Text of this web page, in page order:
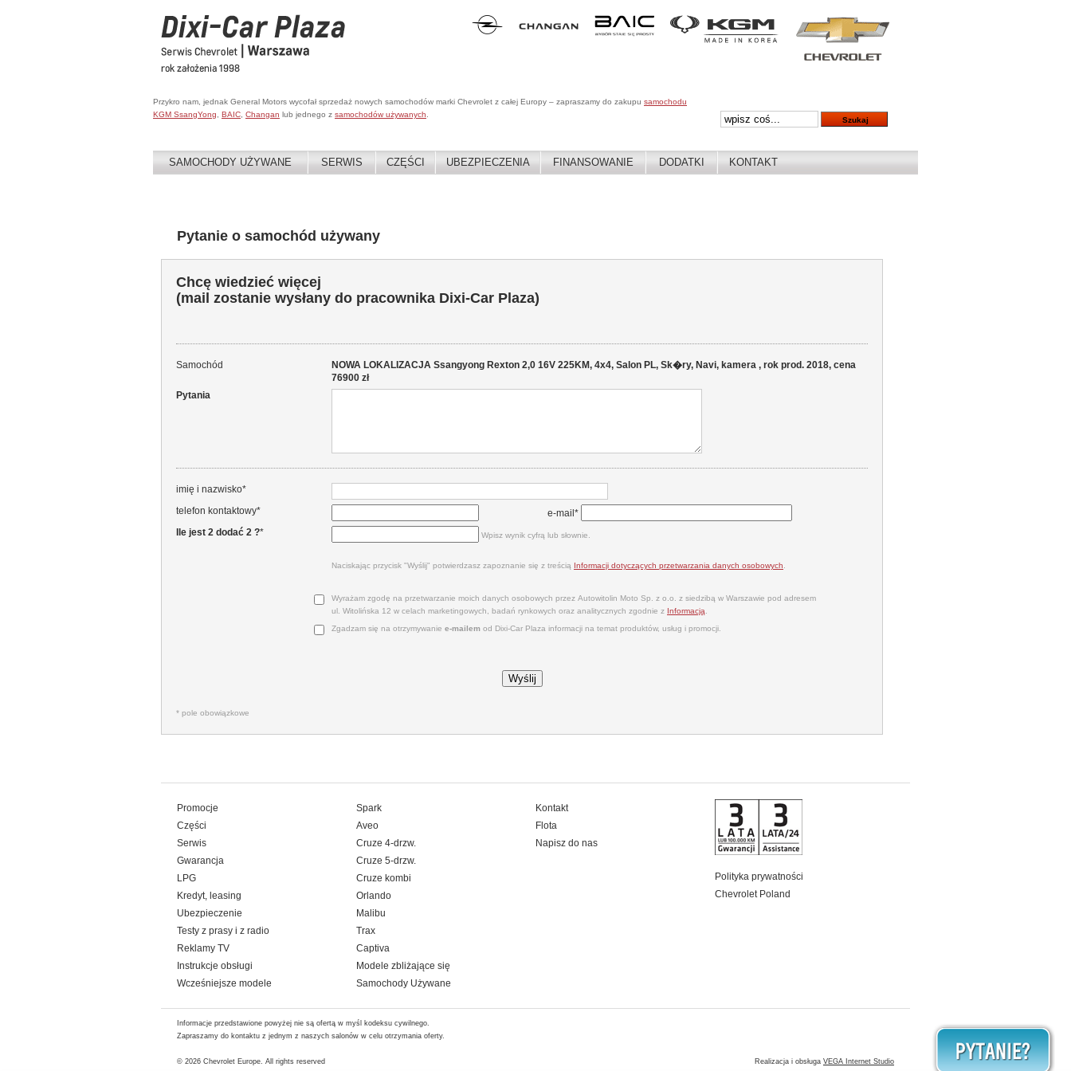
Przykro nam, jednak General Motors wycofał sprzedaż nowych samochodów marki Chevrolet z całej Europy – zapraszamy do zakupu samochodu
KGM SsangYong
BAIC Changan lub jednego z samochodów używanych
SAMOCHODY UŻYWANE SERWIS CZĘŚCI UBEZPIECZENIA FINANSOWANIE DODATKI KONTAKT
Pytanie o samochód używany
Chcę wiedzieć więcej
(mail zostanie wysłany do pracownika Dixi-Car Plaza)
Samochód
NOWA LOKALIZACJA Ssangyong Rexton 2,0 16V 225KM, 4x4, Salon PL, Sk�ry, Navi, kamera , rok prod. 2018, cena
76900 zł
Pytania
imię i nazwisko*
telefon kontaktowy*
e-mail*
Ile jest 2 dodać 2 ?* Wpisz wynik cyfrą lub słownie.
Naciskając przycisk "Wyślij" potwierdzasz zapoznanie się z treścią Informacji dotyczących przetwarzania danych osobowych
Wyrażam zgodę na przetwarzanie moich danych osobowych przez Autowitolin Moto Sp. z o.o. z siedzibą w Warszawie pod adresem
ul. Witolińska 12 w celach marketingowych, badań rynkowych oraz analitycznych zgodnie z Informacją
Zgadzam się na otrzymywanie e‑mailem od Dixi‑Car Plaza informacji na temat produktów, usług i promocji.
* pole obowiązkowe
Promocje
Części
Serwis
Gwarancja
LPG
Kredyt, leasing
Ubezpieczenie
Testy z prasy i z radio
Reklamy TV
Instrukcje obsługi
Wcześniejsze modele
Spark
Aveo
Cruze 4-drzw.
Cruze 5-drzw.
Cruze kombi
Orlando
Malibu
Trax
Captiva
Modele zbliżające się
Samochody Używane
Kontakt
Flota
Napisz do nas
Polityka prywatności
Chevrolet Poland
Informacje przedstawione powyżej nie są ofertą w myśl kodeksu cywilnego.
Zapraszamy do kontaktu z jednym z naszych salonów w celu otrzymania oferty.
Realizacja i obsługa VEGA Internet Studio
© 2026 Chevrolet Europe. All rights reserved